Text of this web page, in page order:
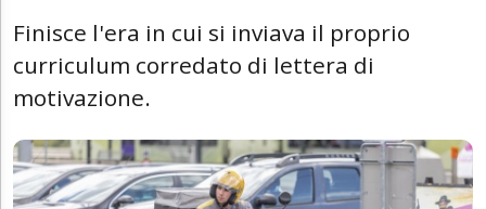
Finisce l'era in cui si inviava il proprio
curriculum corredato di lettera di
motivazione.